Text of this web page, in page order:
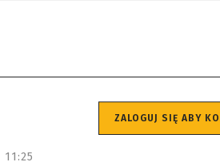
ZALOGUJ SIĘ ABY
11:25